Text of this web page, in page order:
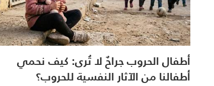
أطفال الحروب جراحٌ لا تُرى: كيف نحمي
أطفالنا من الآثار النفسية للحروب؟